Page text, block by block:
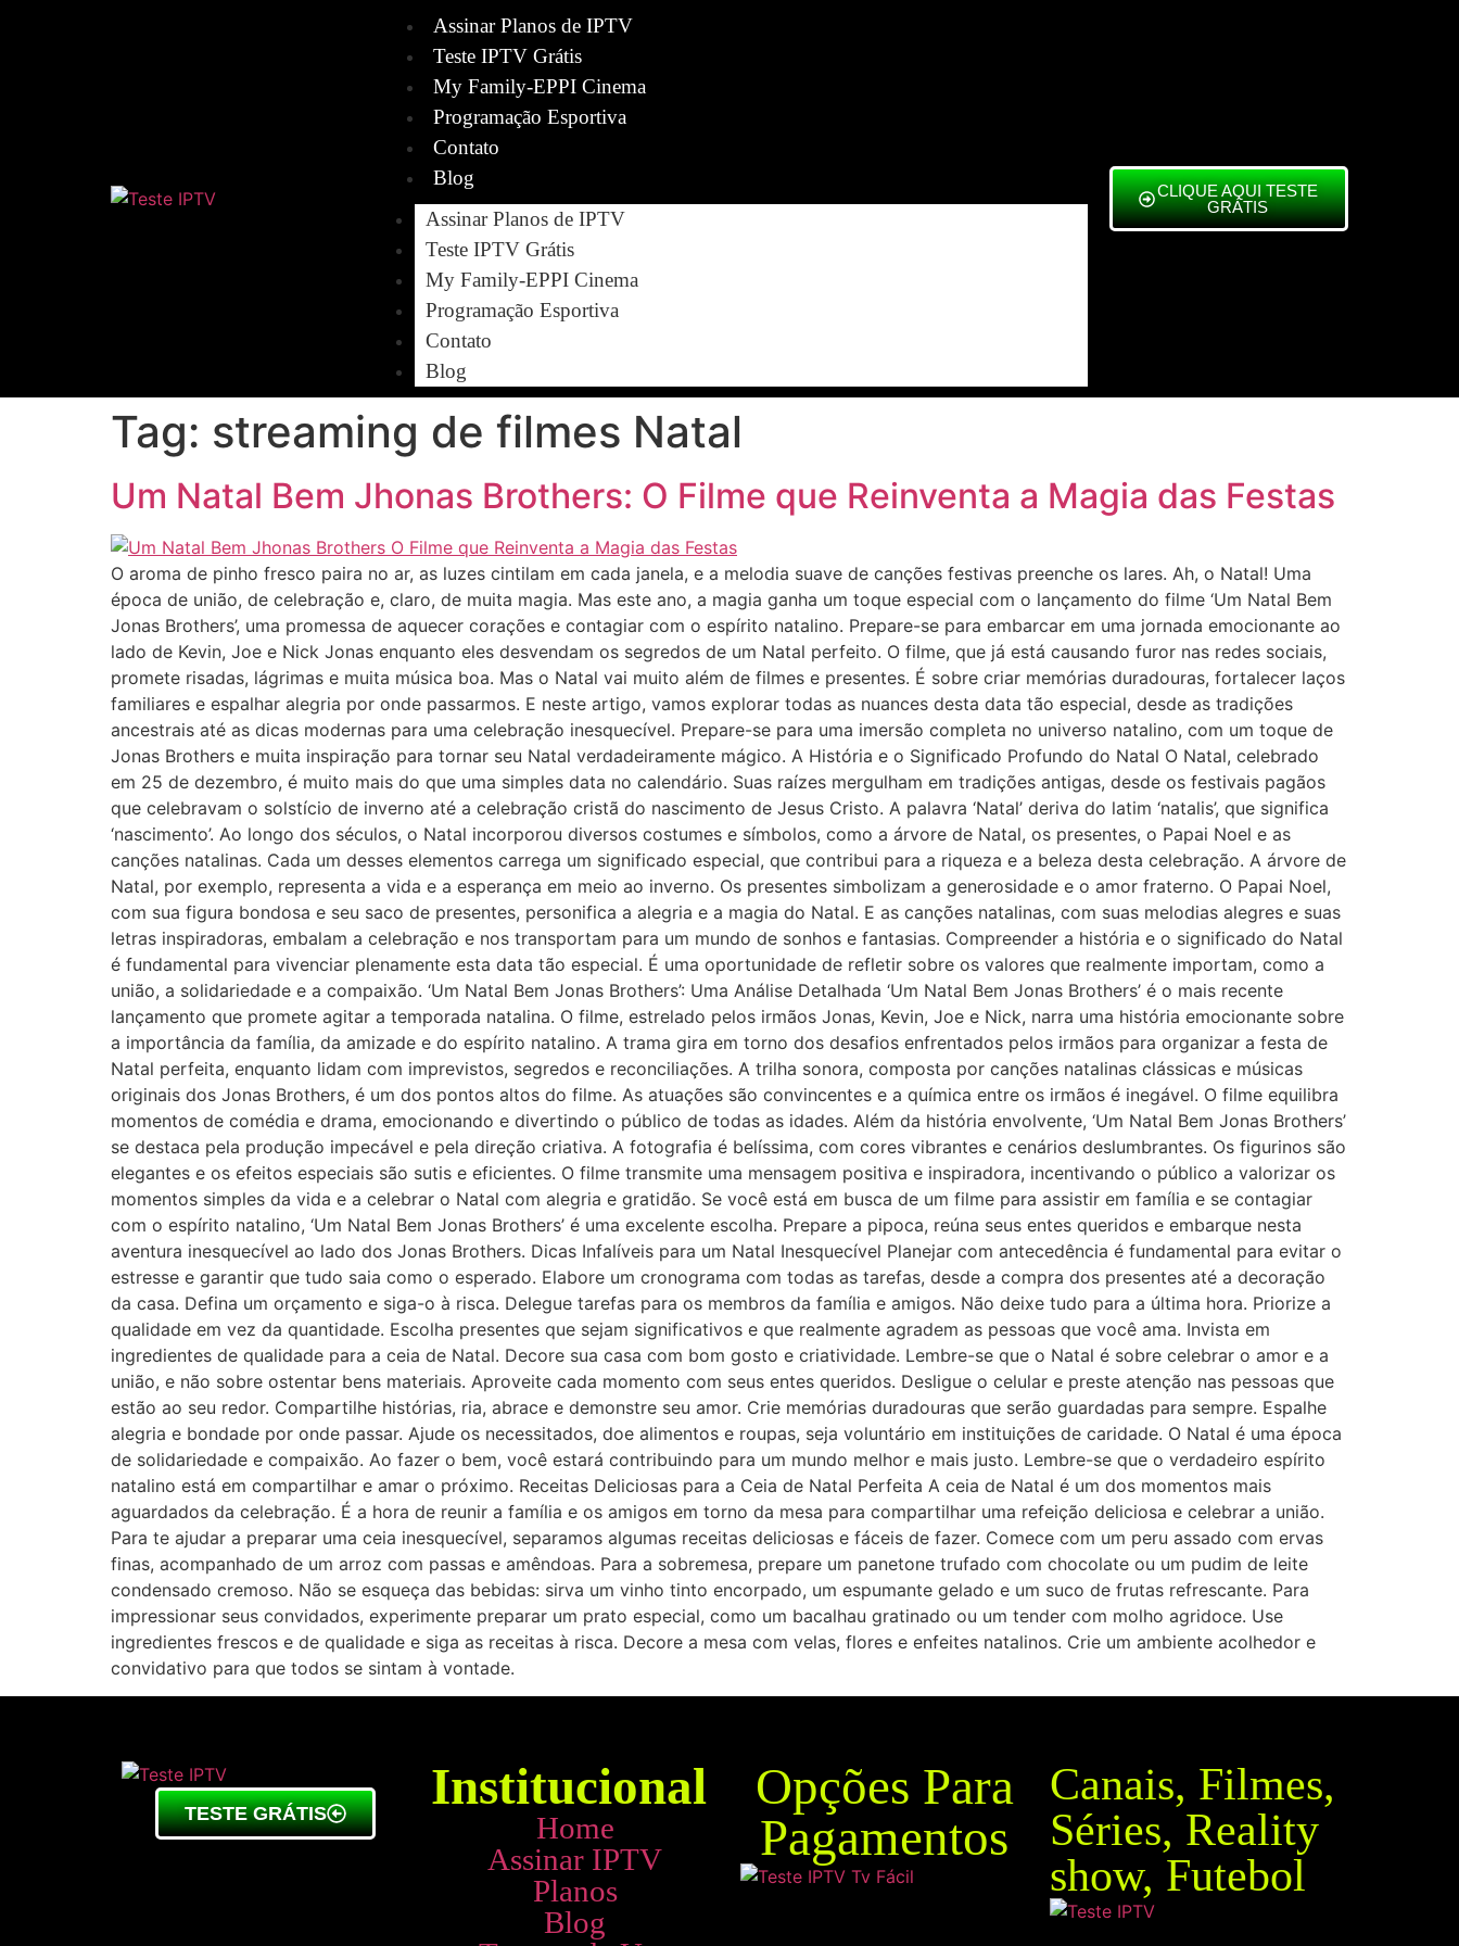
Assinar Planos de IPTV
Teste IPTV Grátis
My Family-EPPI Cinema
Programação Esportiva
Contato
Blog
Assinar Planos de IPTV
Teste IPTV Grátis
My Family-EPPI Cinema
Programação Esportiva
Contato
Blog
CLIQUE AQUI TESTE
GRÁTIS
Tag: streaming de filmes Natal
Um Natal Bem Jhonas Brothers: O Filme que Reinventa a Magia das Festas
O aroma de pinho fresco paira no ar, as luzes cintilam em cada janela, e a melodia suave de canções festivas preenche os lares. Ah, o Natal! Uma
época de união, de celebração e, claro, de muita magia. Mas este ano, a magia ganha um toque especial com o lançamento do filme ‘Um Natal Bem
Jonas Brothers’, uma promessa de aquecer corações e contagiar com o espírito natalino. Prepare-se para embarcar em uma jornada emocionante ao
lado de Kevin, Joe e Nick Jonas enquanto eles desvendam os segredos de um Natal perfeito. O filme, que já está causando furor nas redes sociais,
promete risadas, lágrimas e muita música boa. Mas o Natal vai muito além de filmes e presentes. É sobre criar memórias duradouras, fortalecer laços
familiares e espalhar alegria por onde passarmos. E neste artigo, vamos explorar todas as nuances desta data tão especial, desde as tradições
ancestrais até as dicas modernas para uma celebração inesquecível. Prepare-se para uma imersão completa no universo natalino, com um toque de
Jonas Brothers e muita inspiração para tornar seu Natal verdadeiramente mágico. A História e o Significado Profundo do Natal O Natal, celebrado
em 25 de dezembro, é muito mais do que uma simples data no calendário. Suas raízes mergulham em tradições antigas, desde os festivais pagãos
que celebravam o solstício de inverno até a celebração cristã do nascimento de Jesus Cristo. A palavra ‘Natal’ deriva do latim ‘natalis’, que significa
‘nascimento’. Ao longo dos séculos, o Natal incorporou diversos costumes e símbolos, como a árvore de Natal, os presentes, o Papai Noel e as
canções natalinas. Cada um desses elementos carrega um significado especial, que contribui para a riqueza e a beleza desta celebração. A árvore de
Natal, por exemplo, representa a vida e a esperança em meio ao inverno. Os presentes simbolizam a generosidade e o amor fraterno. O Papai Noel,
com sua figura bondosa e seu saco de presentes, personifica a alegria e a magia do Natal. E as canções natalinas, com suas melodias alegres e suas
letras inspiradoras, embalam a celebração e nos transportam para um mundo de sonhos e fantasias. Compreender a história e o significado do Natal
é fundamental para vivenciar plenamente esta data tão especial. É uma oportunidade de refletir sobre os valores que realmente importam, como a
união, a solidariedade e a compaixão. ‘Um Natal Bem Jonas Brothers’: Uma Análise Detalhada ‘Um Natal Bem Jonas Brothers’ é o mais recente
lançamento que promete agitar a temporada natalina. O filme, estrelado pelos irmãos Jonas, Kevin, Joe e Nick, narra uma história emocionante sobre
a importância da família, da amizade e do espírito natalino. A trama gira em torno dos desafios enfrentados pelos irmãos para organizar a festa de
Natal perfeita, enquanto lidam com imprevistos, segredos e reconciliações. A trilha sonora, composta por canções natalinas clássicas e músicas
originais dos Jonas Brothers, é um dos pontos altos do filme. As atuações são convincentes e a química entre os irmãos é inegável. O filme equilibra
momentos de comédia e drama, emocionando e divertindo o público de todas as idades. Além da história envolvente, ‘Um Natal Bem Jonas Brothers’
se destaca pela produção impecável e pela direção criativa. A fotografia é belíssima, com cores vibrantes e cenários deslumbrantes. Os figurinos são
elegantes e os efeitos especiais são sutis e eficientes. O filme transmite uma mensagem positiva e inspiradora, incentivando o público a valorizar os
momentos simples da vida e a celebrar o Natal com alegria e gratidão. Se você está em busca de um filme para assistir em família e se contagiar
com o espírito natalino, ‘Um Natal Bem Jonas Brothers’ é uma excelente escolha. Prepare a pipoca, reúna seus entes queridos e embarque nesta
aventura inesquecível ao lado dos Jonas Brothers. Dicas Infalíveis para um Natal Inesquecível Planejar com antecedência é fundamental para evitar o
estresse e garantir que tudo saia como o esperado. Elabore um cronograma com todas as tarefas, desde a compra dos presentes até a decoração
da casa. Defina um orçamento e siga-o à risca. Delegue tarefas para os membros da família e amigos. Não deixe tudo para a última hora. Priorize a
qualidade em vez da quantidade. Escolha presentes que sejam significativos e que realmente agradem as pessoas que você ama. Invista em
ingredientes de qualidade para a ceia de Natal. Decore sua casa com bom gosto e criatividade. Lembre-se que o Natal é sobre celebrar o amor e a
união, e não sobre ostentar bens materiais. Aproveite cada momento com seus entes queridos. Desligue o celular e preste atenção nas pessoas que
estão ao seu redor. Compartilhe histórias, ria, abrace e demonstre seu amor. Crie memórias duradouras que serão guardadas para sempre. Espalhe
alegria e bondade por onde passar. Ajude os necessitados, doe alimentos e roupas, seja voluntário em instituições de caridade. O Natal é uma época
de solidariedade e compaixão. Ao fazer o bem, você estará contribuindo para um mundo melhor e mais justo. Lembre-se que o verdadeiro espírito
natalino está em compartilhar e amar o próximo. Receitas Deliciosas para a Ceia de Natal Perfeita A ceia de Natal é um dos momentos mais
aguardados da celebração. É a hora de reunir a família e os amigos em torno da mesa para compartilhar uma refeição deliciosa e celebrar a união.
Para te ajudar a preparar uma ceia inesquecível, separamos algumas receitas deliciosas e fáceis de fazer. Comece com um peru assado com ervas
finas, acompanhado de um arroz com passas e amêndoas. Para a sobremesa, prepare um panetone trufado com chocolate ou um pudim de leite
condensado cremoso. Não se esqueça das bebidas: sirva um vinho tinto encorpado, um espumante gelado e um suco de frutas refrescante. Para
impressionar seus convidados, experimente preparar um prato especial, como um bacalhau gratinado ou um tender com molho agridoce. Use
ingredientes frescos e de qualidade e siga as receitas à risca. Decore a mesa com velas, flores e enfeites natalinos. Crie um ambiente acolhedor e
convidativo para que todos se sintam à vontade.
TESTE GRÁTIS Institucional
Home
Assinar IPTV
Planos
Blog
Opções Para
Pagamentos
Canais, Filmes,
Séries, Reality
show, Futebol